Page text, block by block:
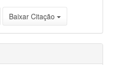
Baixar Citação